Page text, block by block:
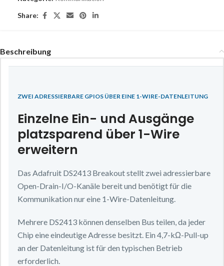
Share:
Beschreibung
ZWEI ADRESSIERBARE GPIOS ÜBER EINE 1-WIRE-DATENLEITUNG
Einzelne Ein- und Ausgänge
platzsparend über 1-Wire
erweitern
Das Adafruit DS2413 Breakout stellt zwei adressierbare
Open-Drain-I/O-Kanäle bereit und benötigt für die
Kommunikation nur eine 1-Wire-Datenleitung.
Mehrere DS2413 können denselben Bus teilen, da jeder
Chip eine eindeutige Adresse besitzt. Ein 4,7-kΩ-Pull-up
an der Datenleitung ist für den typischen Betrieb
erforderlich.